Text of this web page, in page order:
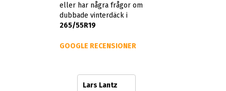
eller har några frågor om
dubbade vinterdäck i
265/55R19
GOOGLE RECENSIONER
Lars Lantz